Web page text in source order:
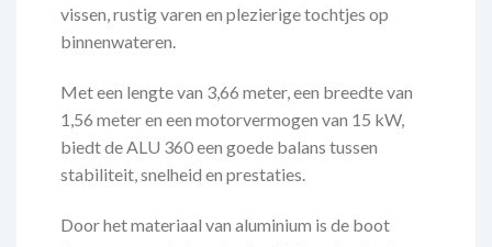
vissen, rustig varen en plezierige tochtjes op
binnenwateren.
Met een lengte van 3,66 meter, een breedte van
1,56 meter en een motorvermogen van 15 kW,
biedt de ALU 360 een goede balans tussen
stabiliteit, snelheid en prestaties.
Door het materiaal van aluminium is de boot